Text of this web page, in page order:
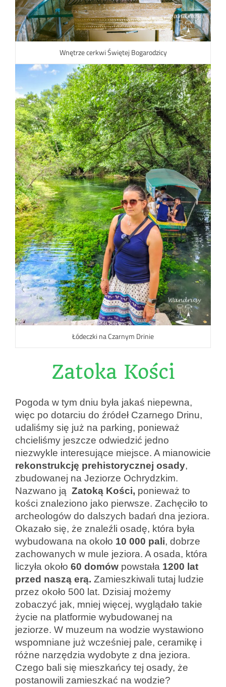
Wnętrze cerkwi Świętej Bogarodzicy
Łódeczki na Czarnym Drinie
Zatoka Kości
Pogoda w tym dniu była jakaś niepewna,
więc po dotarciu do źródeł Czarnego Drinu,
udaliśmy się już na parking, ponieważ
chcieliśmy jeszcze odwiedzić jedno
niezwykle interesujące miejsce. A mianowicie
rekonstrukcję prehistorycznej osady,
zbudowanej na Jeziorze Ochrydzkim.
Nazwano ją Zatoką Kości, ponieważ to
kości znaleziono jako pierwsze. Zachęciło to
archeologów do dalszych badań dna jeziora.
Okazało się, że znaleźli osadę, która była
wybudowana na około 10 000 pali, dobrze
zachowanych w mule jeziora. A osada, która
liczyła około 60 domów powstała 1200 lat
przed naszą erą. Zamieszkiwali tutaj ludzie
przez około 500 lat. Dzisiaj możemy
zobaczyć jak, mniej więcej, wyglądało takie
życie na platformie wybudowanej na
jeziorze. W muzeum na wodzie wystawiono
wspomniane już wcześniej pale, ceramikę i
różne narzędzia wydobyte z dna jeziora.
Czego bali się mieszkańcy tej osady, że
postanowili zamieszkać na wodzie?